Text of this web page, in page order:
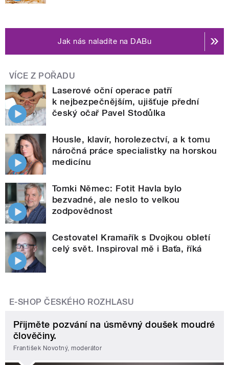
Jak nás naladíte na DABu
VÍCE Z POŘADU
Laserové oční operace patří
k nejbezpečnějším, ujišťuje přední
český očař Pavel Stodůlka
Housle, klavír, horolezectví, a k tomu
náročná práce specialistky na horskou
medicínu
Tomki Němec: Fotit Havla bylo
bezvadné, ale neslo to velkou
zodpovědnost
Cestovatel Kramařík s Dvojkou obletí
celý svět. Inspiroval mě i Baťa, říká
E-SHOP ČESKÉHO ROZHLASU
Přijměte pozvání na úsměvný doušek moudré
člověčiny.
František Novotný, moderátor